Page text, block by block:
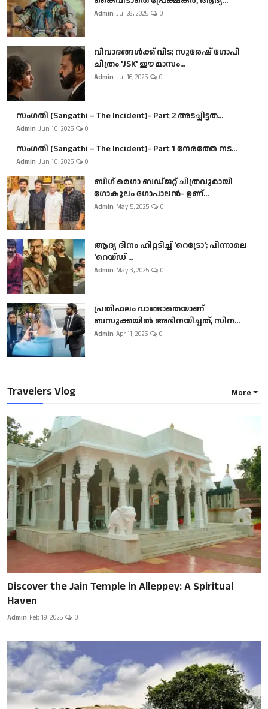
Admin Jul 28, 2025 0
വിവാദങ്ങൾക്ക് വിട; സുരേഷ് ഗോപി
ചിത്രം 'JSK' ഈ മാസം...
Admin Jul 16, 2025 0
സംഗതി (Sangathi – The Incident)- Part 2 അടച്ചിട്ടത...
Admin Jun 10, 2025 0
സംഗതി (Sangathi – The Incident)- Part 1 നേരത്തേ നട...
Admin Jun 10, 2025 0
ബി​ഗ് മെഗാ ബഡ്ജറ്റ് ചിത്രവുമായി
ഗോകുലം ഗോപാലൻ- ഉണ്...
Admin May 5, 2025 0
ആദ്യ ദിനം ഹിറ്റടിച്ച് 'റെട്രോ'; പിന്നാലെ
'റെയ്ഡ് ...
Admin May 3, 2025 0
പ്രതിഫലം വാങ്ങാതെയാണ്
ബസൂക്കയില്‍ അഭിനയിച്ചത്, സിന...
Admin Apr 11, 2025 0
Travelers Vlog More
Discover the Jain Temple in Alleppey: A Spiritual
Haven
Admin Feb 19, 2025 0